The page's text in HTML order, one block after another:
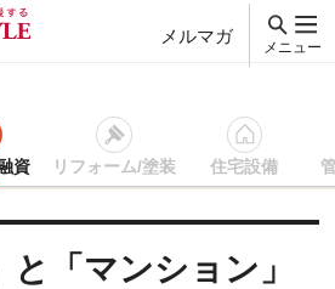
メルマガ
メニュー
資 リフォーム/塗装 住宅設備
融資 記事を読む 「アパート」と
と「マンション」